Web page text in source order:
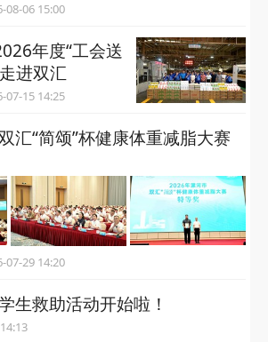
半岛网 2026-08-06 15:00
年度“工会送
进双汇
半岛网 2026-07-15 14:25
汇“简颂”杯健康体重减脂大赛
半岛网 2026-07-29 14:20
生救助活动开始啦！
14:13